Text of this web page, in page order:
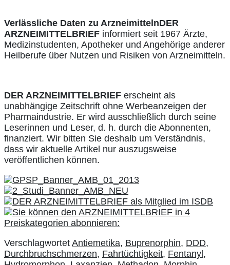
Verlässliche Daten zu ArzneimittelnDER
ARZNEIMITTELBRIEF informiert seit 1967 Ärzte,
Medizinstudenten, Apotheker und Angehörige anderer
Heilberufe über Nutzen und Risiken von Arzneimitteln.
DER ARZNEIMITTELBRIEF erscheint als
unabhängige Zeitschrift ohne Werbeanzeigen der
Pharmaindustrie. Er wird ausschließlich durch seine
Leserinnen und Leser, d. h. durch die Abonnenten,
finanziert. Wir bitten Sie deshalb um Verständnis,
dass wir aktuelle Artikel nur auszugsweise
veröffentlichen können.
Verschlagwortet Antiemetika, Buprenorphin, DDD,
Durchbruchschmerzen, Fahrtüchtigkeit, Fentanyl,